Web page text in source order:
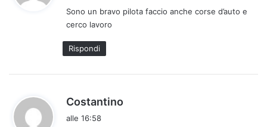
e
Sono un bravo pilota faccio anche corse d’auto e
cerco lavoro
Rispondi
Costantino
alle 16:58